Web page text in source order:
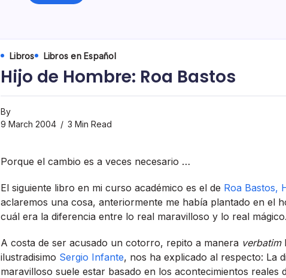
Libros Libros en Español
Hijo de Hombre: Roa Bastos
By
9 March 2004
3 Min Read
Porque el cambio es a veces necesario …
El siguiente libro en mi curso académico es el de Roa Bastos,
aclaremos una cosa, anteriormente me habí­a plantado en el
cuál era la diferencia entre lo real maravilloso y lo real mágico.
A costa de ser acusado un cotorro, repito a manera verbatim
ilustradisimo Sergio Infante, nos ha explicado al respecto: La
maravilloso suele estar basado en los acontecimientos reales